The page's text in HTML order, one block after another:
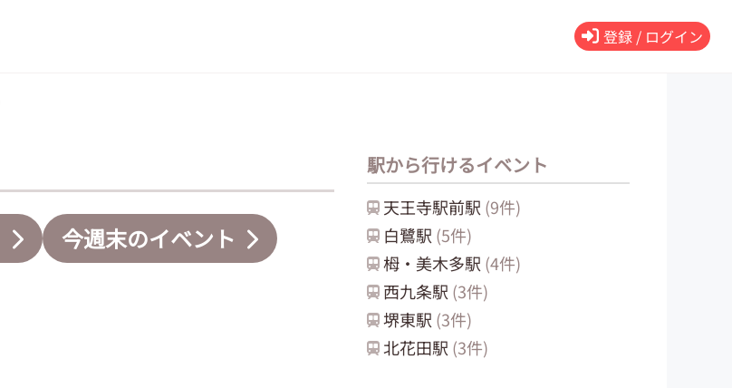
登録 / ログイン
今週末のイベント
駅から行けるイベント
天王寺駅前駅 (9件)
白鷺駅 (5件)
栂・美木多駅 (4件)
西九条駅 (3件)
堺東駅 (3件)
北花田駅 (3件)